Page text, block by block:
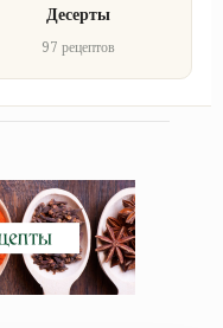
Десерты
97 рецептов